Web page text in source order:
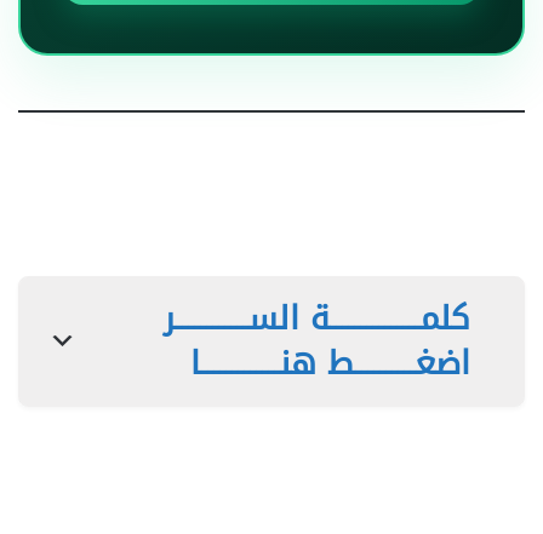
كلمـــــــــــــــة الســــــــــــر
اضغــــــــــط هنـــــــــــــا